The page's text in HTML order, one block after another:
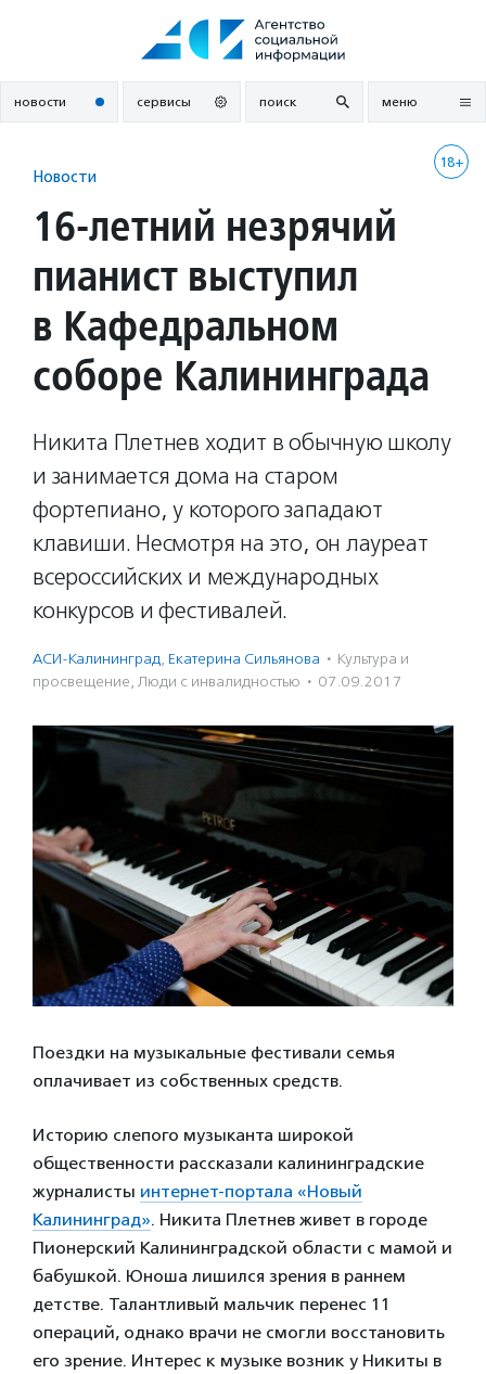
новости сервисы поиск меню
18+
Новости
16-летний незрячий
пианист выступил
в Кафедральном
соборе Калининграда
Никита Плетнев ходит в обычную школу
и занимается дома на старом
фортепиано, у которого западают
клавиши. Несмотря на это, он лауреат
всероссийских и международных
конкурсов и фестивалей.
АСИ-Калининград, Екатерина Сильянова · Культура и
просвещение, Люди с инвалидностью · 07.09.2017
Поездки на музыкальные фестивали семья
оплачивает из собственных средств.
Историю слепого музыканта широкой
общественности рассказали калининградские
журналисты интернет-портала «Новый
Калининград». Никита Плетнев живет в городе
Пионерский Калининградской области с мамой и
бабушкой. Юноша лишился зрения в раннем
детстве. Талантливый мальчик перенес 11
операций, однако врачи не смогли восстановить
его зрение. Интерес к музыке возник у Никиты в